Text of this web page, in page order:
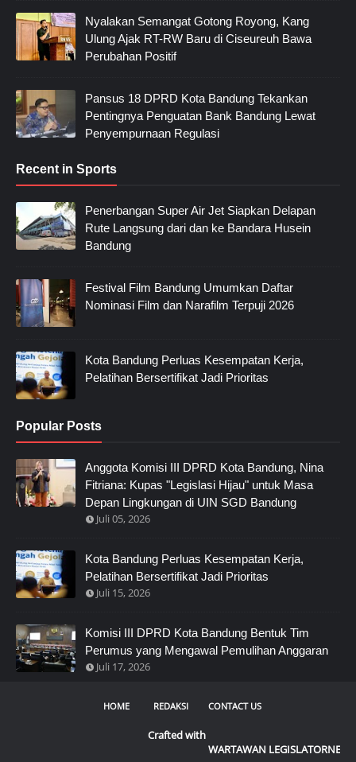
Nyalakan Semangat Gotong Royong, Kang
Ulung Ajak RT-RW Baru di Ciseureuh Bawa
Perubahan Positif
Pansus 18 DPRD Kota Bandung Tekankan
Pentingnya Penguatan Bank Bandung Lewat
Penyempurnaan Regulasi
Recent in Sports
Penerbangan Super Air Jet Siapkan Delapan
Rute Langsung dari dan ke Bandara Husein
Bandung
Festival Film Bandung Umumkan Daftar
Nominasi Film dan Narafilm Terpuji 2026
Kota Bandung Perluas Kesempatan Kerja,
Pelatihan Bersertifikat Jadi Prioritas
Popular Posts
Anggota Komisi III DPRD Kota Bandung, Nina
Fitriana: Kupas "Legislasi Hijau" untuk Masa
Depan Lingkungan di UIN SGD Bandung
Juli 05, 2026
Kota Bandung Perluas Kesempatan Kerja,
Pelatihan Bersertifikat Jadi Prioritas
Juli 15, 2026
Komisi III DPRD Kota Bandung Bentuk Tim
Perumus yang Mengawal Pemulihan Anggaran
Juli 17, 2026
HOME REDAKSI CONTACT US
Crafted with
WARTAWAN LEGISLATORNEWS